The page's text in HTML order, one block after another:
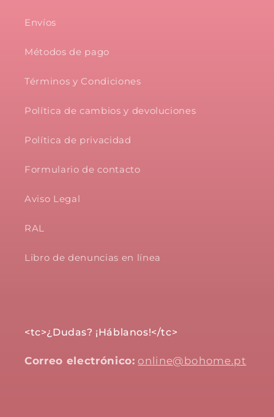
Envíos
Métodos de pago
Términos y Condiciones
Política de cambios y devoluciones
Política de privacidad
Formulario de contacto
Aviso Legal
RAL
Libro de denuncias en línea
<tc>¿Dudas? ¡Háblanos!</tc>
Correo electrónico: online@bohome.pt